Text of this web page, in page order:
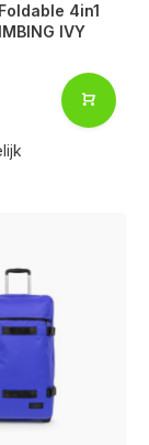
4in1
IVY